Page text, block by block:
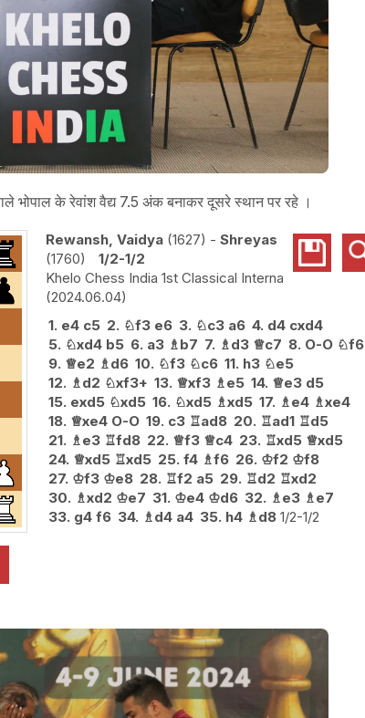
भोपाल के रेवांश वैद्य 7.5 अंक बनाकर दूसरे स्थान पर रहे ।
Rewansh, Vaidya 1627 - Shreyas
1760
1/2-1/2
Khelo Chess India 1st Classical Interna
2024.06.04
1. e4 c5 2. ♘f3 e6 3. ♘c3 a6 4. d4 cxd4
5. ♘xd4 b5 6. a3 ♗b7 7. ♗d3 ♕c7 8. O-O ♘f6
9. ♕e2 ♗d6 10. ♘f3 ♘c6 11. h3 ♘e5
12. ♗d2 ♘xf3+ 13. ♕xf3 ♗e5 14. ♕e3 d5
15. exd5 ♘xd5 16. ♘xd5 ♗xd5 17. ♗e4 ♗xe4
18. ♕xe4 O-O 19. c3 ♖ad8 20. ♖ad1 ♖d5
21. ♗e3 ♖fd8 22. ♕f3 ♕c4 23. ♖xd5 ♕xd5
24. ♕xd5 ♖xd5 25. f4 ♗f6 26. ♔f2 ♔f8
27. ♔f3 ♔e8 28. ♖f2 a5 29. ♖d2 ♖xd2
30. ♗xd2 ♔e7 31. ♔e4 ♔d6 32. ♗e3 ♗e7
33. g4 f6 34. ♗d4 a4 35. h4 ♗d8 1/2-1/2